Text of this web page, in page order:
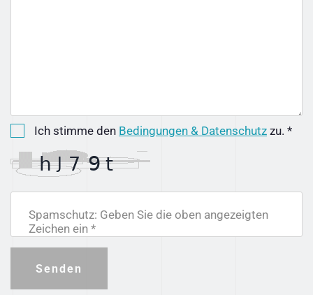
Ich stimme den Bedingungen & Datenschutz zu. *
Spamschutz: Geben Sie die oben angezeigten
Zeichen ein *
Senden